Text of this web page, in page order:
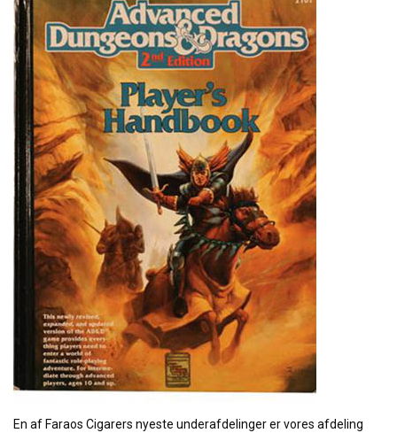
En af Faraos Cigarers nyeste underafdelinger er vores afdeling